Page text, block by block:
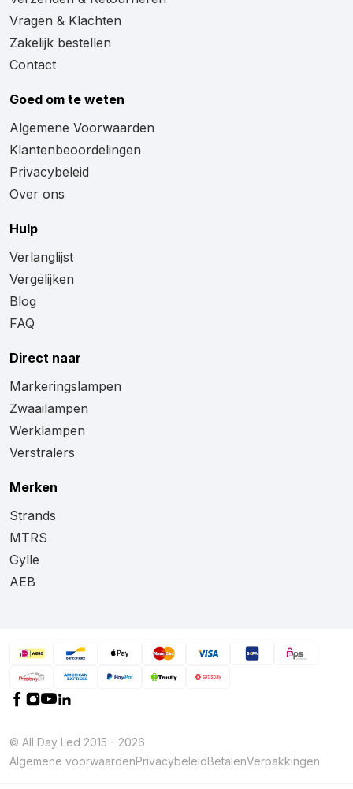
Vragen & Klachten
Zakelijk bestellen
Contact
Goed om te weten
Algemene Voorwaarden
Klantenbeoordelingen
Privacybeleid
Over ons
Hulp
Verlanglijst
Vergelijken
Blog
FAQ
Direct naar
Markeringslampen
Zwaailampen
Werklampen
Verstralers
Merken
Strands
MTRS
Gylle
AEB
© All Day Led 2015 - 2026
Algemene voorwaardenPrivacybeleidBetalenVerpakkingen